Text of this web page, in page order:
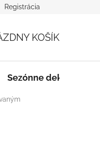
Registrácia
KOŠÍK
Sezónne dekorácie